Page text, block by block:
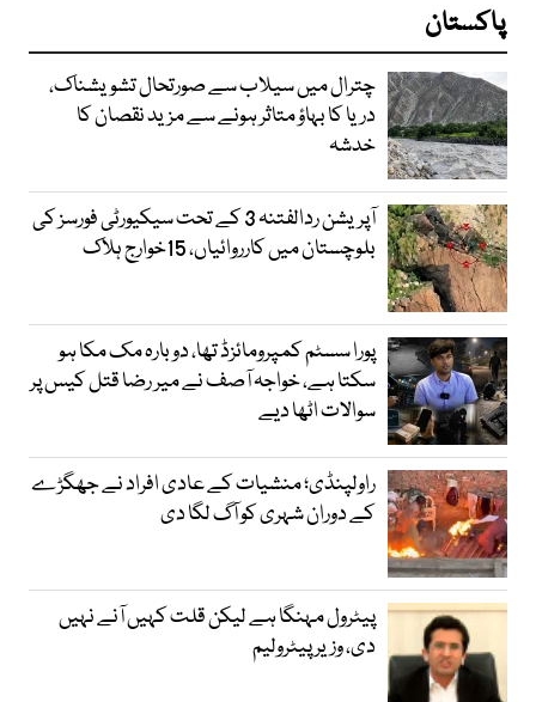
پاکستان
چترال میں سیلاب سے صورتحال تشویشناک،
دریا کا بہاؤ متاثر ہونے سے مزید نقصان کا
خدشہ
آپریشن ردالفتنہ 3 کے تحت سیکیورٹی فورسز کی
بلوچستان میں کارروائیاں، 15خوارج ہلاک
پورا سسٹم کمپرومائزڈ تھا، دوبارہ مک مکا ہو
سکتا ہے، خواجہ آصف نے میر رضا قتل کیس پر
سوالات اٹھا دیے
راولپنڈی؛ منشیات کے عادی افراد نے جھگڑے
کے دوران شہری کو آگ لگا دی
پیٹرول مہنگا ہے لیکن قلت کہیں آنے نہیں
دی، وزیر پیٹرولیم